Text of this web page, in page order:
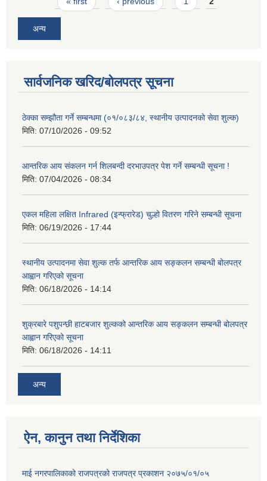
अन्य
सार्वजनिक खरिद/बोलपत्र सूचना
ठेक्का सम्झौता गर्ने सम्बन्धमा (०१/०८३/८४, स्थानीय उत्पादनको सेवा शुल्क)
मिति: 07/10/2026 - 09:52
आन्तरिक आय संकलन गर्न शिलबन्दी दरभाउपत्र पेश गर्ने सम्बन्धी सूचना !
मिति: 07/04/2026 - 08:34
एकल महिला लक्षित Infrared (इन्फ्रारेड) चुल्हो वितरण गरिने सम्बन्धी सूचना
मिति: 06/19/2026 - 17:44
स्थानीय उत्पादनमा सेवा शुल्क तर्फ आन्तरिक आय सङ्कलन सम्बन्धी बोलपत्र
आह्वान गरिएको सूचना
मिति: 06/18/2026 - 14:14
शुक्रबारे पशुपन्छी हाटबजार शुल्कको आन्तरिक आय सङ्कलन सम्बन्धी बोलपत्र
आह्वान गरिएको सूचना
मिति: 06/18/2026 - 14:11
अन्य
ऐन, कानुन तथा निर्देशिका
माई नगरपालिकाको राजपत्रको राजपत्र प्रकाशन २०७५/०१/०५